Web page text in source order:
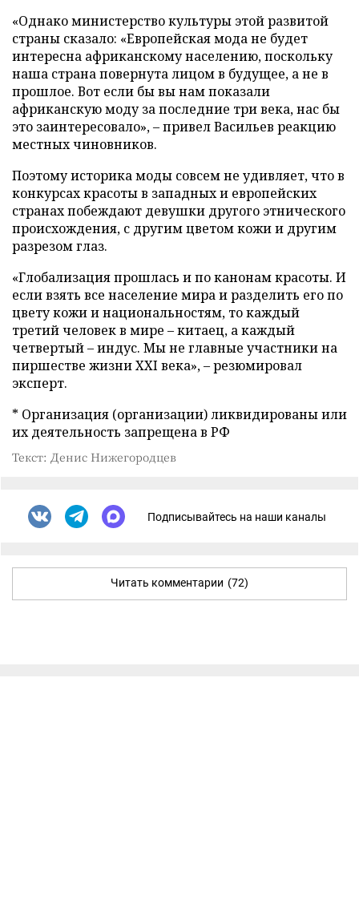
«Однако министерство культуры этой развитой
страны сказало: «Европейская мода не будет
интересна африканскому населению, поскольку
наша страна повернута лицом в будущее, а не в
прошлое. Вот если бы вы нам показали
африканскую моду за последние три века, нас бы
это заинтересовало», – привел Васильев реакцию
местных чиновников.
Поэтому историка моды совсем не удивляет, что в
конкурсах красоты в западных и европейских
странах побеждают девушки другого этнического
происхождения, с другим цветом кожи и другим
разрезом глаз.
«Глобализация прошлась и по канонам красоты. И
если взять все население мира и разделить его по
цвету кожи и национальностям, то каждый
третий человек в мире – китаец, а каждый
четвертый – индус. Мы не главные участники на
пиршестве жизни XXI века», – резюмировал
эксперт.
* Организация (организации) ликвидированы или
их деятельность запрещена в РФ
Текст: Денис Нижегородцев
Подписывайтесь на наши каналы
Читать комментарии (72)